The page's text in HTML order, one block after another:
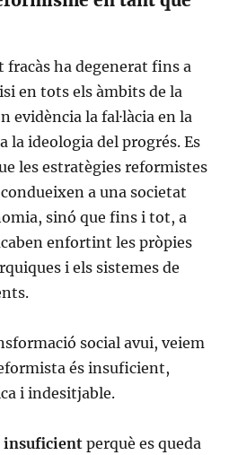
fracàs ha degenerat fins a
en tots els àmbits de la
evidència la fal·làcia en la
la ideologia del progrés. Es
les estratègies reformistes
a una societat
sinó que fins i tot, a
enfortint les pròpies
i els sistemes de
social avui, veiem
és insuficient,
i indesitjable.
insuficient perquè es queda